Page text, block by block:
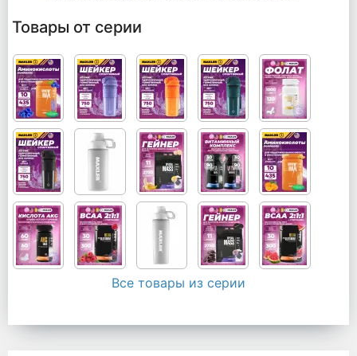
Товары от серии
Все товары из серии